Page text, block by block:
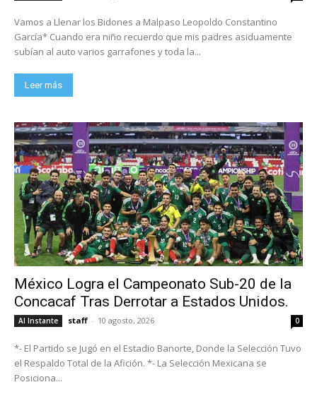
Vamos a Llenar los Bidones a Malpaso Leopoldo Constantino
García* Cuando era niño recuerdo que mis padres asiduamente
subían al auto varios garrafones y toda la...
Leer más
México Logra el Campeonato Sub-20 de la
Concacaf Tras Derrotar a Estados Unidos.
Al Instante staff - 10 agosto, 2026 0
*- El Partido se Jugó en el Estadio Banorte, Donde la Selección Tuvo
el Respaldo Total de la Afición. *- La Selección Mexicana se
Posiciona...